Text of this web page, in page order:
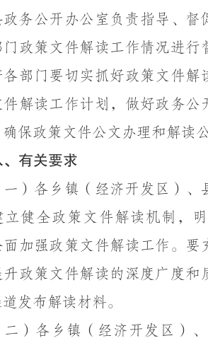
政务公开办公室负责指导、
门政策文件解读工作情况进
各部门要切实抓好政策文件
件解读工作计划，做好政务
确保政策文件公文办理和解读
、有关要求
一）各乡镇（经济开发区）
立健全政策文件解读机制，
面加强政策文件解读工作。
升政策文件解读的深度广度
发布解读材料。
二）各乡镇（经济开发区）